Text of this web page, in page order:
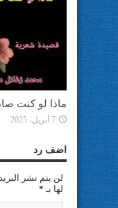
ماذا لو كنت
7 أبريل، 2025
اضف رد
لن يتم نشر
لها بـ *